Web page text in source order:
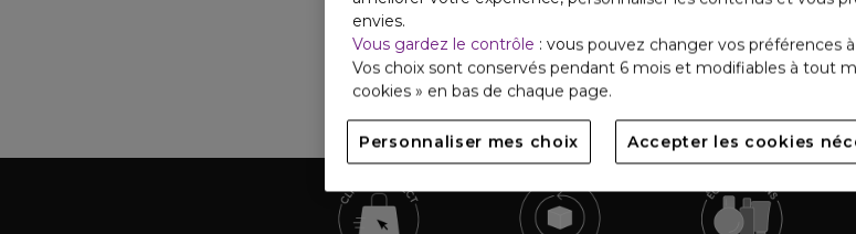
envies.
Vous gardez le contrôle : vous pouvez changer vos préférences
Vos choix sont conservés pendant 6 mois et modifiables à tout
cookies » en bas de chaque page.
Personnaliser mes choix Accepter les cookies